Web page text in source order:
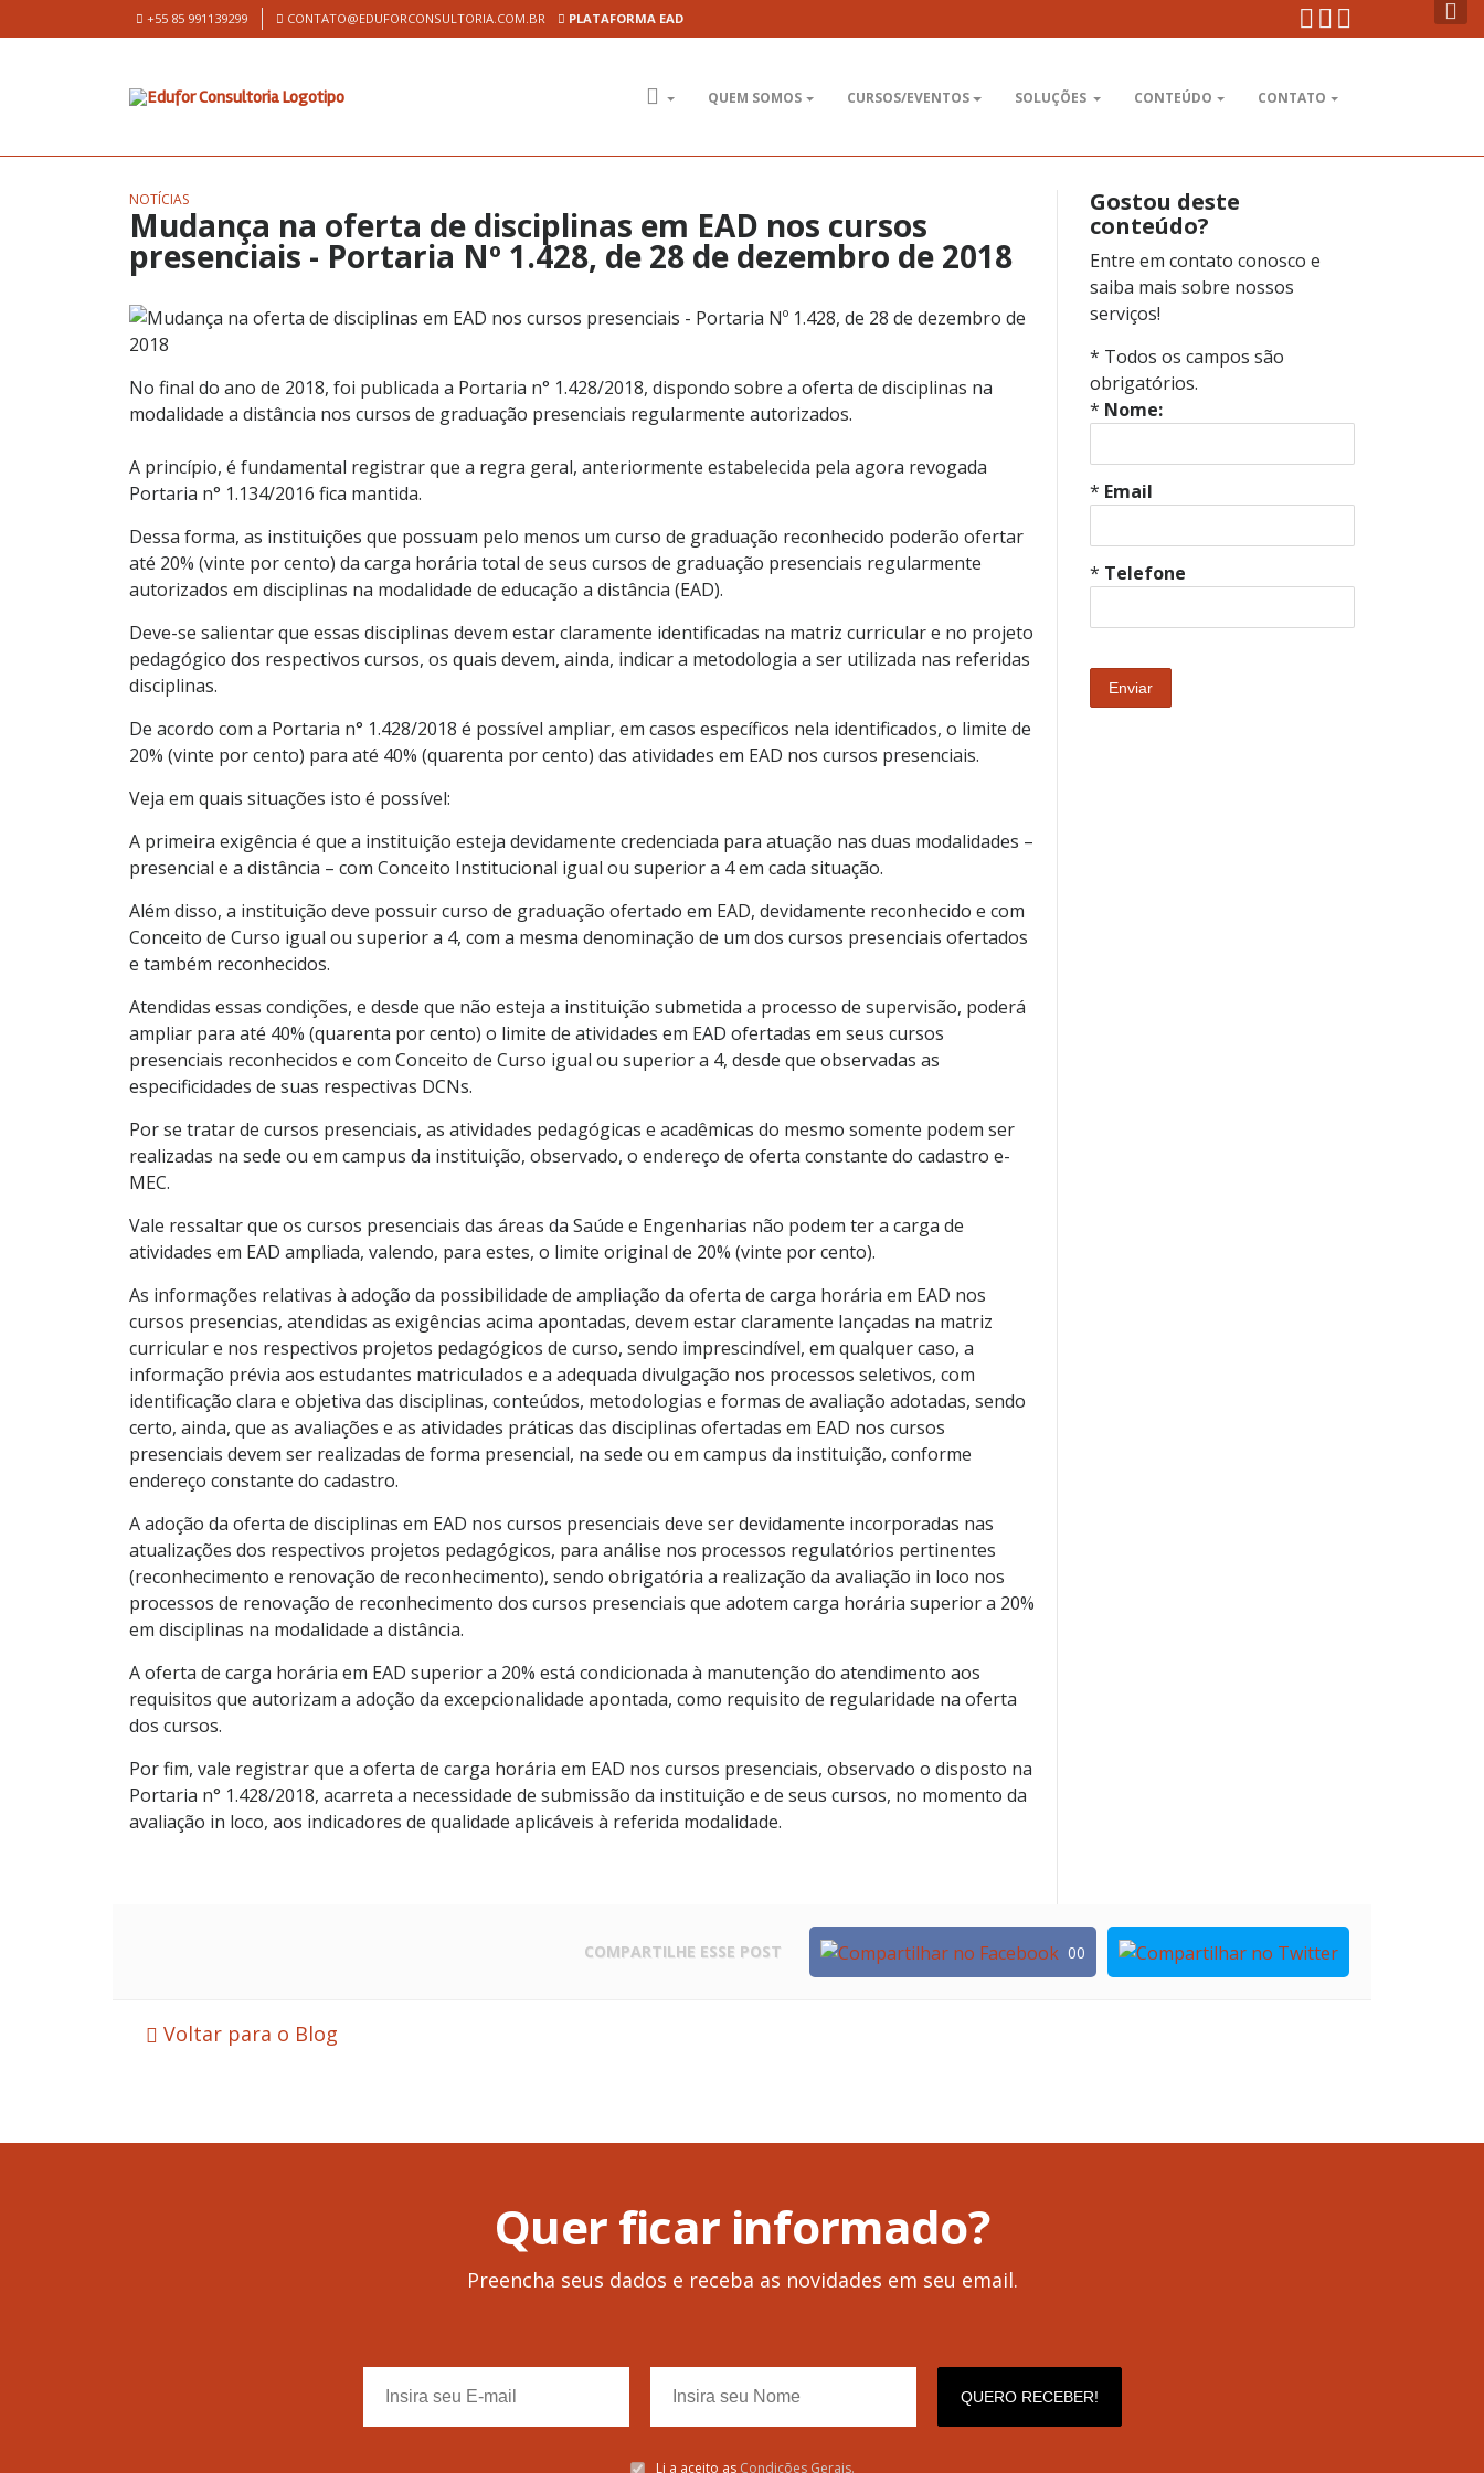
to
+55 85 991139299 CONTATO@EDUFORCONSULTORIA.COM.BR PLATAFORMA EAD Instagram
Facebook
QUEM SOMOS CURSOS/EVENTOS SOLUÇÕES CONTEÚDO CONTATO
NOTÍCIAS
Mudança na oferta de disciplinas em EAD nos cursos
presenciais - Portaria Nº 1.428, de 28 de dezembro de 2018
No final do ano de 2018, foi publicada a Portaria n° 1.428/2018, dispondo sobre a oferta de disciplinas na
modalidade a distância nos cursos de graduação presenciais regularmente autorizados.
A princípio, é fundamental registrar que a regra geral, anteriormente estabelecida pela agora revogada
Portaria n° 1.134/2016 fica mantida.
Dessa forma, as instituições que possuam pelo menos um curso de graduação reconhecido poderão ofertar
até 20% (vinte por cento) da carga horária total de seus cursos de graduação presenciais regularmente
autorizados em disciplinas na modalidade de educação a distância (EAD).
Deve-se salientar que essas disciplinas devem estar claramente identificadas na matriz curricular e no projeto
pedagógico dos respectivos cursos, os quais devem, ainda, indicar a metodologia a ser utilizada nas referidas
disciplinas.
De acordo com a Portaria n° 1.428/2018 é possível ampliar, em casos específicos nela identificados, o limite de
20% (vinte por cento) para até 40% (quarenta por cento) das atividades em EAD nos cursos presenciais.
Veja em quais situações isto é possível:
A primeira exigência é que a instituição esteja devidamente credenciada para atuação nas duas modalidades –
presencial e a distância – com Conceito Institucional igual ou superior a 4 em cada situação.
Além disso, a instituição deve possuir curso de graduação ofertado em EAD, devidamente reconhecido e com
Conceito de Curso igual ou superior a 4, com a mesma denominação de um dos cursos presenciais ofertados
e também reconhecidos.
Atendidas essas condições, e desde que não esteja a instituição submetida a processo de supervisão, poderá
ampliar para até 40% (quarenta por cento) o limite de atividades em EAD ofertadas em seus cursos
presenciais reconhecidos e com Conceito de Curso igual ou superior a 4, desde que observadas as
especificidades de suas respectivas DCNs.
Por se tratar de cursos presenciais, as atividades pedagógicas e acadêmicas do mesmo somente podem ser
realizadas na sede ou em campus da instituição, observado, o endereço de oferta constante do cadastro e-
MEC.
Vale ressaltar que os cursos presenciais das áreas da Saúde e Engenharias não podem ter a carga de
atividades em EAD ampliada, valendo, para estes, o limite original de 20% (vinte por cento).
As informações relativas à adoção da possibilidade de ampliação da oferta de carga horária em EAD nos
cursos presencias, atendidas as exigências acima apontadas, devem estar claramente lançadas na matriz
curricular e nos respectivos projetos pedagógicos de curso, sendo imprescindível, em qualquer caso, a
informação prévia aos estudantes matriculados e a adequada divulgação nos processos seletivos, com
identificação clara e objetiva das disciplinas, conteúdos, metodologias e formas de avaliação adotadas, sendo
certo, ainda, que as avaliações e as atividades práticas das disciplinas ofertadas em EAD nos cursos
presenciais devem ser realizadas de forma presencial, na sede ou em campus da instituição, conforme
endereço constante do cadastro.
A adoção da oferta de disciplinas em EAD nos cursos presenciais deve ser devidamente incorporadas nas
atualizações dos respectivos projetos pedagógicos, para análise nos processos regulatórios pertinentes
(reconhecimento e renovação de reconhecimento), sendo obrigatória a realização da avaliação in loco nos
processos de renovação de reconhecimento dos cursos presenciais que adotem carga horária superior a 20%
em disciplinas na modalidade a distância.
A oferta de carga horária em EAD superior a 20% está condicionada à manutenção do atendimento aos
requisitos que autorizam a adoção da excepcionalidade apontada, como requisito de regularidade na oferta
dos cursos.
Por fim, vale registrar que a oferta de carga horária em EAD nos cursos presenciais, observado o disposto na
Portaria n° 1.428/2018, acarreta a necessidade de submissão da instituição e de seus cursos, no momento da
avaliação in loco, aos indicadores de qualidade aplicáveis à referida modalidade.
Gostou deste
conteúdo?
Entre em contato conosco e
saiba mais sobre nossos
serviços!
* Todos os campos são
obrigatórios.
* Nome:
* Email
* Telefone
COMPARTILHE ESSE POST 00
Voltar para o Blog
Quer ficar informado?
Preencha seus dados e receba as novidades em seu email.
QUERO RECEBER!
Li a aceito as Condições Gerais.